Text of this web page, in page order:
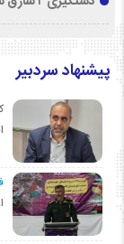
پیشنهاد سردبیر